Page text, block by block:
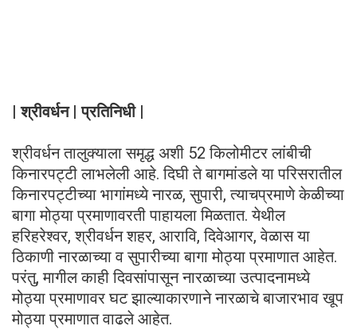
| श्रीवर्धन | प्रतिनिधी |
श्रीवर्धन तालुक्याला समृद्ध अशी 52 किलोमीटर लांबीची
किनारपट्टी लाभलेली आहे. दिघी ते बागमांडले या परिसरातील
किनारपट्टीच्या भागांमध्ये नारळ, सुपारी, त्याचप्रमाणे केळीच्या
बागा मोठ्या प्रमाणावरती पाहायला मिळतात. येथील
हरिहरेश्वर, श्रीवर्धन शहर, आरावि, दिवेआगर, वेळास या
ठिकाणी नारळाच्या व सुपारीच्या बागा मोठ्या प्रमाणात आहेत.
परंतु, मागील काही दिवसांपासून नारळाच्या उत्पादनामध्ये
मोठ्या प्रमाणावर घट झाल्याकारणाने नारळाचे बाजारभाव खूप
मोठ्या प्रमाणात वाढले आहेत.